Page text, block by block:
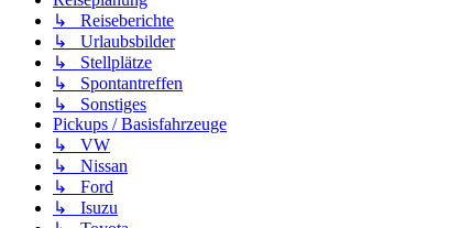
↳ Reiseberichte
↳ Urlaubsbilder
↳ Stellplätze
↳ Spontantreffen
↳ Sonstiges
Pickups / Basisfahrzeuge
↳ VW
↳ Nissan
↳ Ford
↳ Isuzu